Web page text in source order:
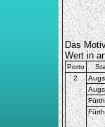
Das
Wert in
Porto
2
Fürth
Fürth